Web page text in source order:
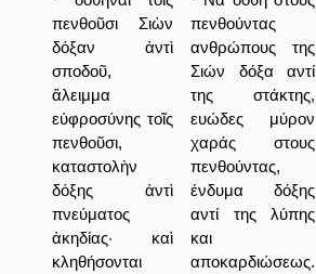
πενθοῦσι Σιὼν
δόξαν ἀντὶ
σποδοῦ,
ἄλειμμα
εὐφροσύνης τοῖς
πενθοῦσι,
καταστολὴν
δόξης ἀντὶ
πνεύματος
ἀκηδίας· καὶ
κληθήσονται
πενθούντας
ανθρώπους της
Σιών δόξα αντί
της στάκτης,
ευώδες μύρον
χαράς στους
πενθούντας,
ένδυμα δόξης
αντί της λύπης
και
αποκαρδιώσεως.